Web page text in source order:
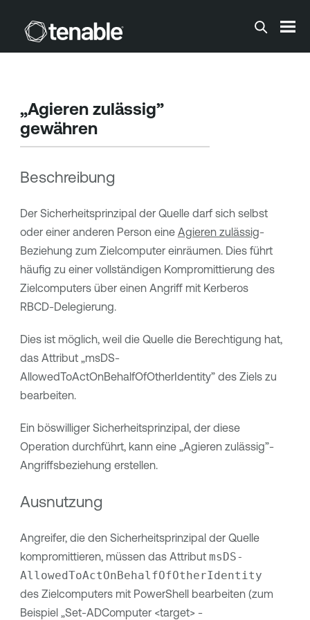
Zum Hauptinhalt springen
„Agieren zulässig”
gewähren
Beschreibung
Der Sicherheitsprinzipal der Quelle darf sich selbst
oder einer anderen Person eine Agieren zulässig-
Beziehung zum Zielcomputer einräumen. Dies führt
häufig zu einer vollständigen Kompromittierung des
Zielcomputers über einen Angriff mit Kerberos
RBCD-Delegierung.
Dies ist möglich, weil die Quelle die Berechtigung hat,
das Attribut „msDS-
AllowedToActOnBehalfOfOtherIdentity” des Ziels zu
bearbeiten.
Ein böswilliger Sicherheitsprinzipal, der diese
Operation durchführt, kann eine „Agieren zulässig”-
Angriffsbeziehung erstellen.
Ausnutzung
Angreifer, die den Sicherheitsprinzipal der Quelle
kompromittieren, müssen das Attribut msDS-
AllowedToActOnBehalfOfOtherIdentity
des Zielcomputers mit PowerShell bearbeiten (zum
Beispiel „Set-ADComputer <target> -